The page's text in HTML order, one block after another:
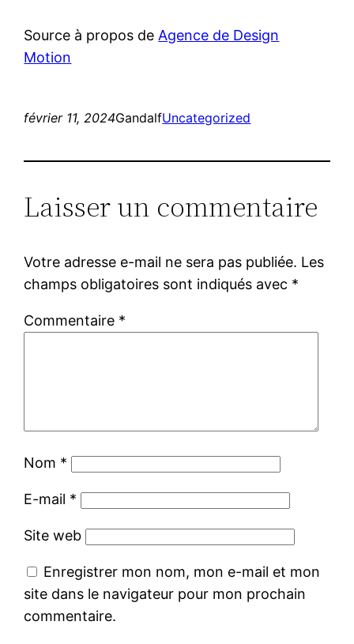
Source à propos de Agence de Design
Motion
février 11, 2024GandalfUncategorized
Laisser un commentaire
Votre adresse e-mail ne sera pas publiée. Les
champs obligatoires sont indiqués avec *
Commentaire *
Nom *
E-mail *
Site web
Enregistrer mon nom, mon e-mail et mon
site dans le navigateur pour mon prochain
commentaire.